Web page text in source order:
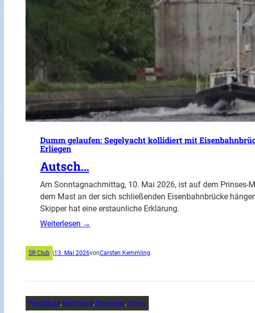
Dumm gelaufen: Segelyacht kollidiert mit
Erliegen
Autsch…
Am Sonntagnachmittag, 10. Mai 2026, ist auf dem Prinses-
dem Mast an der sich schließenden Eisenbahnbrücke
Skipper hat eine erstaunliche Erklärung.
Weiterlesen →
SR Club 13. Mai 2026vonCarsten Kemmling
Fundstücke, Multimedia, Panorama, Videos